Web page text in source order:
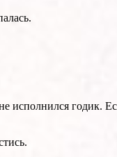
исполнился годик.